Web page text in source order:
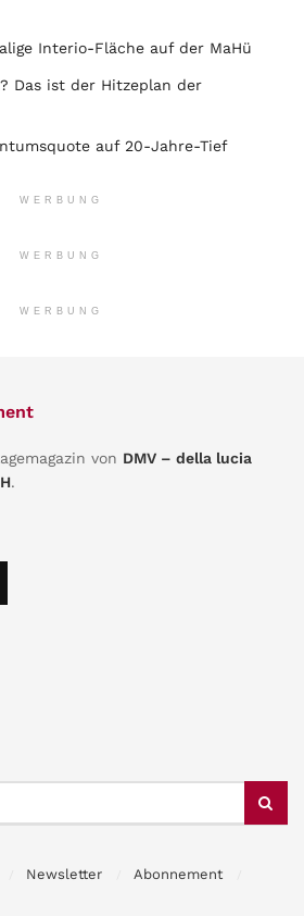
Interio-Fläche auf der MaHü
Das ist der Hitzeplan der
auf 20-Jahre-Tief
WERBUNG
WERBUNG
WERBUNG
von DMV – della lucia
.
Newsletter
Abonnement